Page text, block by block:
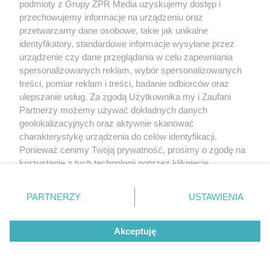
świadczeń zdrowotnych w rozumieniu art. 3 ust 1 ustawy o
działalności leczniczej.
Żaden utwór zamieszczony w serwisie nie może być powielany i
rozpowszechniany lub dalej rozpowszechniany w jakikolwiek sposób
(w tym także elektroniczny lub mechaniczny) na jakimkolwiek polu
eksploatacji w jakiejkolwiek formie, włącznie z umieszczaniem w
Internecie bez pisemnej zgody właściciela praw. Jakiekolwiek użycie
lub wykorzystanie utworów w całości lub w części z naruszeniem
prawa, tzn. bez właściwej zgody, jest zabronione pod groźbą kary i
może być ścigane prawnie.
O nas
Informacje prawne
podmioty z Grupy ZPR Media uzyskujemy dostęp i
przechowujemy informacje na urządzeniu oraz
przetwarzamy dane osobowe, takie jak unikalne
identyfikatory, standardowe informacje wysyłane przez
urządzenie czy dane przeglądania w celu zapewniania
spersonalizowanych reklam, wybór spersonalizowanych
treści, pomiar reklam i treści, badanie odbiorców oraz
ulepszanie usług. Za zgodą Użytkownika my i Zaufani
Partnerzy możemy używać dokładnych danych
geolokalizacyjnych oraz aktywnie skanować
charakterystykę urządzenia do celów identyfikacji.
Ponieważ cenimy Twoją prywatność, prosimy o zgodę na
korzystanie z tych technologii poprzez kliknięcie
zmienić/wycofać klikając przycisk ustawień prywatności
znajdujący się w lewym dolnym rogu strony
rodzaje przetwarzania danych nie wymagają zgody
użytkownika, ale masz prawo sprzeciwić się takiemu
przetwarzaniu. Preferencje będą miały zastosowanie tylko
PARTNERZY USTAWIENIA
Akceptuję